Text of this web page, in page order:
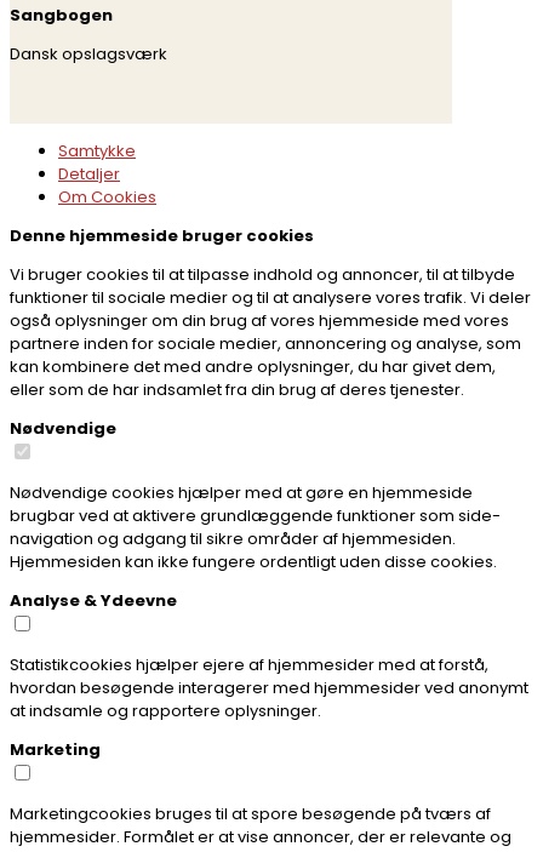
Sangbogen
Dansk opslagsværk
Samtykke
Detaljer
Om Cookies
Denne hjemmeside bruger cookies
Vi bruger cookies til at tilpasse indhold og annoncer, til at tilbyde
funktioner til sociale medier og til at analysere vores trafik. Vi deler
også oplysninger om din brug af vores hjemmeside med vores
partnere inden for sociale medier, annoncering og analyse, som
kan kombinere det med andre oplysninger, du har givet dem,
eller som de har indsamlet fra din brug af deres tjenester.
Nødvendige
Nødvendige cookies hjælper med at gøre en hjemmeside
brugbar ved at aktivere grundlæggende funktioner som side-
navigation og adgang til sikre områder af hjemmesiden.
Hjemmesiden kan ikke fungere ordentligt uden disse cookies.
Analyse & Ydeevne
Statistikcookies hjælper ejere af hjemmesider med at forstå,
hvordan besøgende interagerer med hjemmesider ved anonymt
at indsamle og rapportere oplysninger.
Marketing
Marketingcookies bruges til at spore besøgende på tværs af
hjemmesider. Formålet er at vise annoncer, der er relevante og